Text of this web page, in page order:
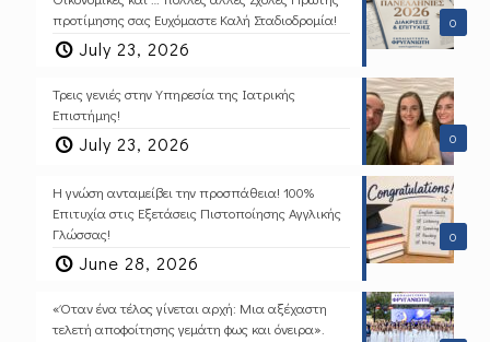
0
προτίμησης σας Ευχόμαστε Καλή Σταδιοδρομία!
July 23, 2026
0
Τρεις γενιές στην Υπηρεσία της Ιατρικής
Επιστήμης!
July 23, 2026
0
Η γνώση ανταμείβει την προσπάθεια! 100%
Επιτυχία στις Εξετάσεις Πιστοποίησης Αγγλικής
Γλώσσας!
June 28, 2026
«Όταν ένα τέλος γίνεται αρχή: Μια αξέχαστη
τελετή αποφοίτησης γεμάτη φως και όνειρα».